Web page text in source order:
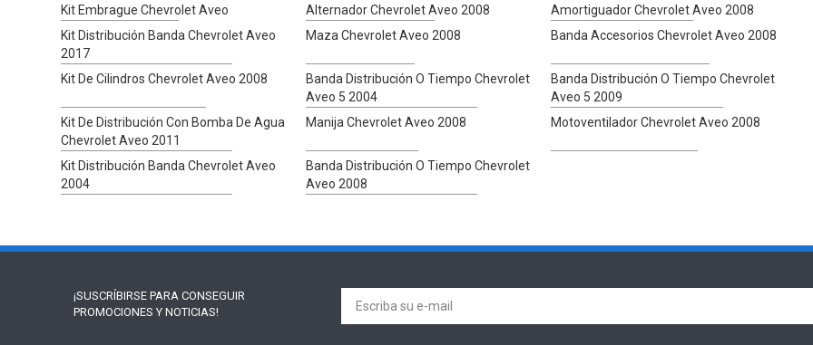
Kit Embrague Chevrolet Aveo
Alternador Chevrolet Aveo 2008
Amortiguador Chevrolet Aveo 2008
Kit Distribución Banda Chevrolet Aveo
2017
Maza Chevrolet Aveo 2008 Banda Accesorios Chevrolet Aveo 2008
Kit De Cilindros Chevrolet Aveo 2008
Banda Distribución O Tiempo Chevrolet
Aveo 5 2004
Banda Distribución O Tiempo Chevrolet
Aveo 5 2009
Kit De Distribución Con Bomba De Agua
Chevrolet Aveo 2011
Manija Chevrolet Aveo 2008 Motoventilador Chevrolet Aveo 2008
Kit Distribución Banda Chevrolet Aveo
2004
Banda Distribución O Tiempo Chevrolet
Aveo 2008
¡SUSCRÍBIRSE PARA CONSEGUIR
PROMOCIONES Y NOTICIAS!